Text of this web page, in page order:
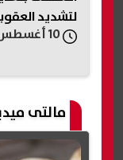
لتشديد
مالتى